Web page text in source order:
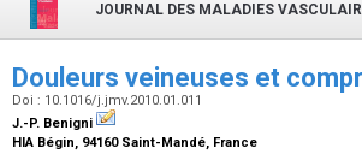
JOURNAL DES MALADIES
Douleurs veineuses et
Doi : 10.1016/j.jmv.2010.01.011
J.-P. Benigni
HIA Bégin, 94160 Saint-Mandé, France